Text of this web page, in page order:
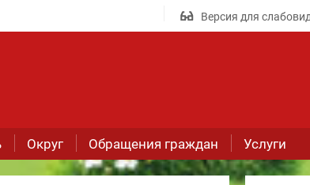
Версия для
Округ Обращения граждан Услуги